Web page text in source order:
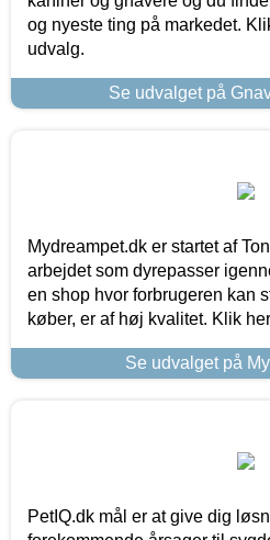
og nyeste ting på markedet.
udvalg.
Se udvalget på
Mydreampet.dk er startet af
arbejdet som dyrepasser
en shop hvor forbrugeren kan
køber, er af høj kvalitet. Klik
Se udvalget på
PetIQ.dk mål er at give dig